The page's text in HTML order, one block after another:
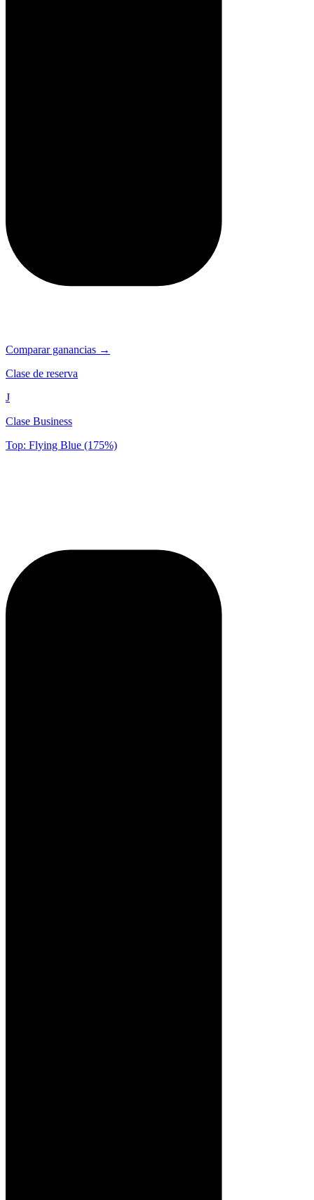
Comparar ganancias →
Clase de reserva
J
Clase Business
Top: Flying Blue (175%)